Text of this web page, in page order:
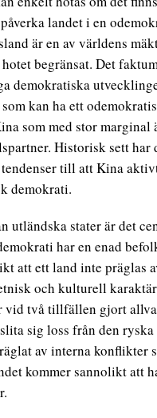
landet i en
är en av världens
begränsat. Det
demokratiska
kan ha ett
som med stor marginal
Historisk sett har
till att Kina
demokrati.
utländska stater är det
har en enad
att ett land inte präglas
och kulturell
vid två tillfällen gjort
sig loss från den ryska
av interna konflikter
kommer sannolikt att